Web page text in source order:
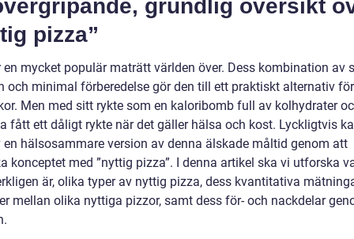
grundlig översikt
pizza”
en mycket populär maträtt världen över. Dess kombination av
och minimal förberedelse gör den till ett praktiskt alternativ
Men med sitt rykte som en kaloribomb full av kolhydrater
fått ett dåligt rykte när det gäller hälsa och kost. Lyckligtvis
en hälsosammare version av denna älskade måltid genom att
konceptet med ”nyttig pizza”. I denna artikel ska vi utforska
är, olika typer av nyttig pizza, dess kvantitativa
mellan olika nyttiga pizzor, samt dess för- och nackdelar